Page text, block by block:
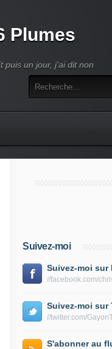
Plumes
puis un jour, j'ai dit non
Suivez-moi
Suivez-moi sur
//facebook.com/
Suivez-moi sur
//twitter.com/
S'abonner au